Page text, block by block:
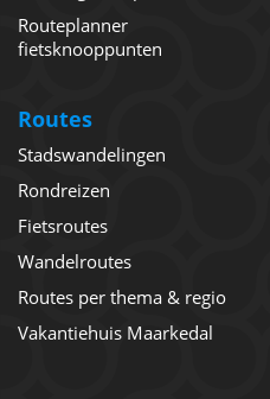
Routeplanner
fietsknooppunten
Routes
Stadswandelingen
Rondreizen
Fietsroutes
Wandelroutes
Routes per thema & regio
Vakantiehuis Maarkedal